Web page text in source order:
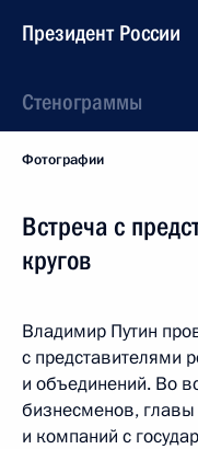
Президент России
Стенограммы
Фотографии
Встреча с
кругов
Владимир Путин
с представителями
и объединений. Во
бизнесменов,
и компаний с